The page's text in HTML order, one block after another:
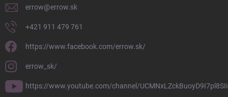
errow@errow.sk
+421 911 479 761
https://www.facebook.com/errow.sk/
errow_sk/
https://www.youtube.com/channel/